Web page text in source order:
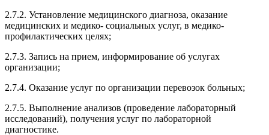
2.7.2. Установление медицинского диагноза, оказание
медицинских и медико- социальных услуг, в медико-
профилактических целях;
2.7.3. Запись на прием, информирование об услугах
организации;
2.7.4. Оказание услуг по организации перевозок больных;
2.7.5. Выполнение анализов (проведение лабораторный
исследований), получения услуг по лабораторной
диагностике.